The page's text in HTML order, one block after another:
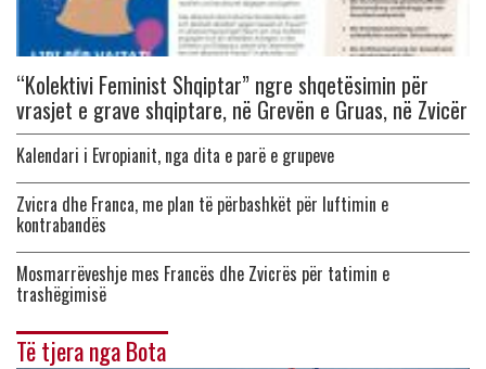
“Kolektivi Feminist Shqiptar” ngre shqetësimin për
vrasjet e grave shqiptare, në Grevën e Gruas, në Zvicër
Kalendari i Evropianit, nga dita e parë e grupeve
Zvicra dhe Franca, me plan të përbashkët për luftimin e
kontrabandës
Mosmarrëveshje mes Francës dhe Zvicrës për tatimin e
trashëgimisë
Të tjera nga Bota